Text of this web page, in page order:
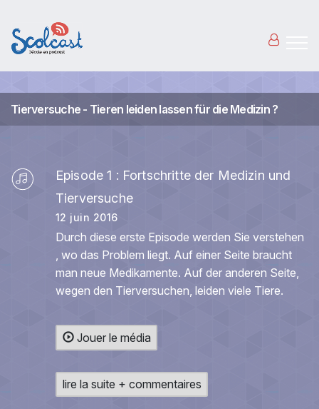
Tierversuche - Tieren leiden lassen für die Medizin ?
Episode 1 : Fortschritte der Medizin und
Tierversuche
12 juin 2016
Durch diese erste Episode werden Sie verstehen
, wo das Problem liegt. Auf einer Seite braucht
man neue Medikamente. Auf der anderen Seite,
wegen den Tierversuchen, leiden viele Tiere.
Jouer le média
lire la suite + commentaires